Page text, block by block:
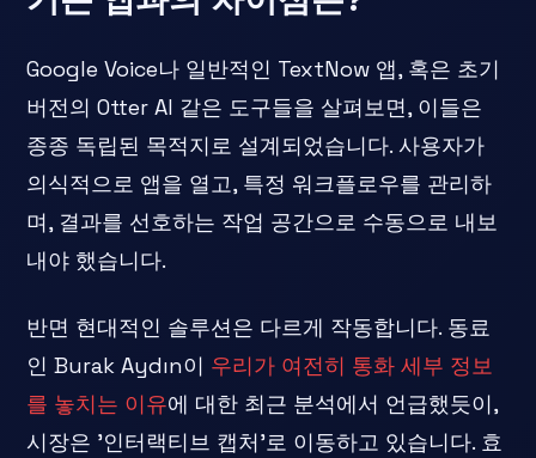
Google Voice나 일반적인 TextNow 앱, 혹은 초기
버전의 Otter AI 같은 도구들을 살펴보면, 이들은
종종 독립된 목적지로 설계되었습니다. 사용자가
의식적으로 앱을 열고, 특정 워크플로우를 관리하
며, 결과를 선호하는 작업 공간으로 수동으로 내보
내야 했습니다.
반면 현대적인 솔루션은 다르게 작동합니다. 동료
인 Burak Aydın이 우리가 여전히 통화 세부 정보
를 놓치는 이유에 대한 최근 분석에서 언급했듯이,
시장은 '인터랙티브 캡처'로 이동하고 있습니다. 효